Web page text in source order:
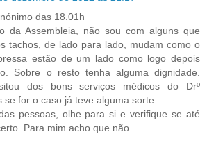
das 18.01h
da Assembleia, não sou com alguns que
tachos, de lado para lado, mudam como o
estão de um lado como logo depois
Sobre o resto tenha alguma dignidade.
dos bons serviços médicos do Drº
se for o caso já teve alguma sorte.
pessoas, olhe para si e verifique se até
Para mim acho que não.